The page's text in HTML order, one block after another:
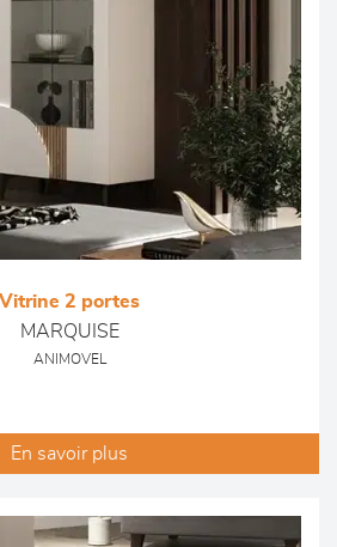
Vitrine 2 portes
MARQUISE
ANIMOVEL
En savoir plus